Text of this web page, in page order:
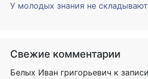
У молодых знания не
Свежие комментарии
Белых Иван григорьевич к записи